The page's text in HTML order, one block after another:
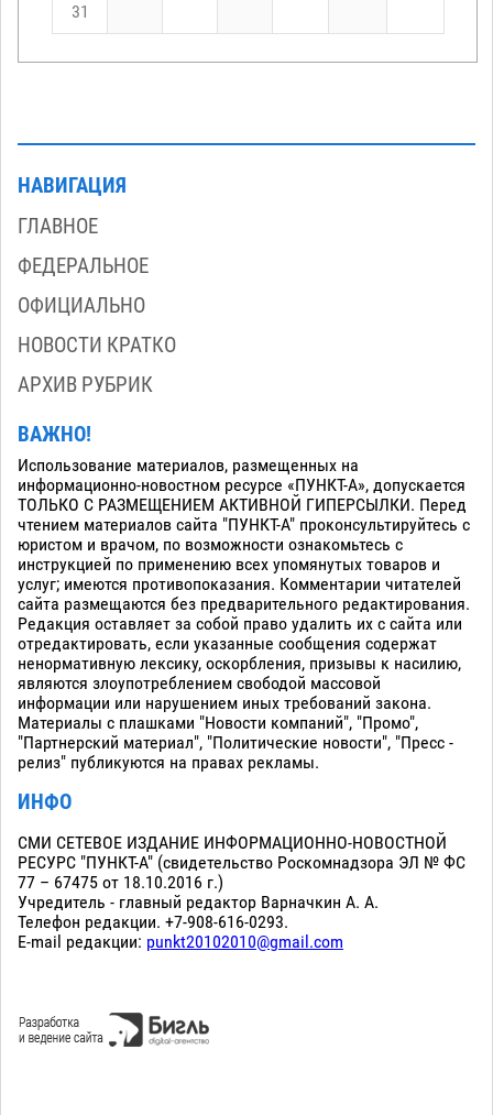
31
НАВИГАЦИЯ
ГЛАВНОЕ
ФЕДЕРАЛЬНОЕ
ОФИЦИАЛЬНО
НОВОСТИ КРАТКО
АРХИВ РУБРИК
ВАЖНО!
Использование материалов, размещенных на
информационно-новостном ресурсе «ПУНКТ-А», допускается
ТОЛЬКО С РАЗМЕЩЕНИЕМ АКТИВНОЙ ГИПЕРСЫЛКИ. Перед
чтением материалов сайта "ПУНКТ-А" проконсультируйтесь с
юристом и врачом, по возможности ознакомьтесь с
инструкцией по применению всех упомянутых товаров и
услуг; имеются противопоказания. Комментарии читателей
сайта размещаются без предварительного редактирования.
Редакция оставляет за собой право удалить их с сайта или
отредактировать, если указанные сообщения содержат
ненормативную лексику, оскорбления, призывы к насилию,
являются злоупотреблением свободой массовой
информации или нарушением иных требований закона.
Материалы с плашками "Новости компаний", "Промо",
"Партнерский материал", "Политические новости", "Пресс -
релиз" публикуются на правах рекламы.
ИНФО
СМИ СЕТЕВОЕ ИЗДАНИЕ ИНФОРМАЦИОННО-НОВОСТНОЙ
РЕСУРС "ПУНКТ-А" (свидетельство Роскомнадзора ЭЛ № ФС
77 – 67475 от 18.10.2016 г.)
Учредитель - главный редактор Варначкин А. А.
Телефон редакции. +7-908-616-0293.
E-mail редакции: punkt20102010@gmail.com